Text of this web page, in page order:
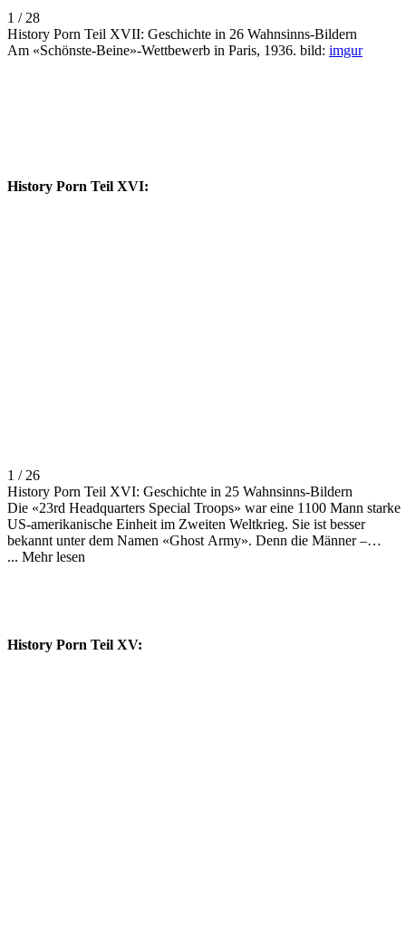
1 / 28
History Porn Teil XVII: Geschichte in 26 Wahnsinns-Bildern
Am «Schönste-Beine»-Wettbewerb in Paris, 1936. bild: imgur
History Porn Teil XVI:
1 / 26
History Porn Teil XVI: Geschichte in 25 Wahnsinns-Bildern
Die «23rd Headquarters Special Troops» war eine 1100 Mann starke
US-amerikanische Einheit im Zweiten Weltkrieg. Sie ist besser
bekannt unter dem Namen «Ghost Army». Denn die Männer –
Künstler, Schauspieler und Designer – waren dafür verantwortlich,
Roadshow auf Reisen, bauten für einige Tage mitten auf dem
Schlachtfeld Attrappen auf und zogen dann weiter», erklärt US-
... Mehr lesen
History Porn Teil XV: